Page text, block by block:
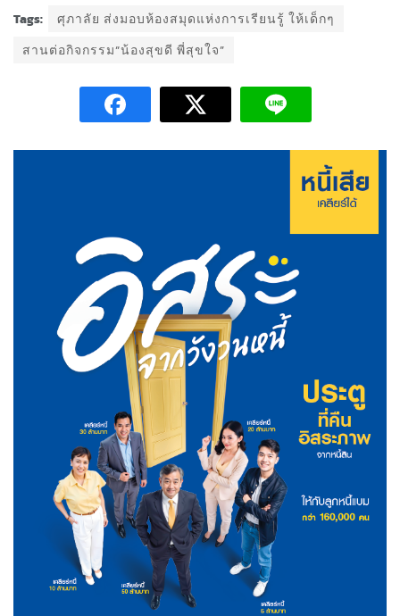
Tags:
ศุภาลัย ส่งมอบห้องสมุดแห่งการเรียนรู้ ให้เด็กๆ
สานต่อกิจกรรม“น้องสุขดี พี่สุขใจ”